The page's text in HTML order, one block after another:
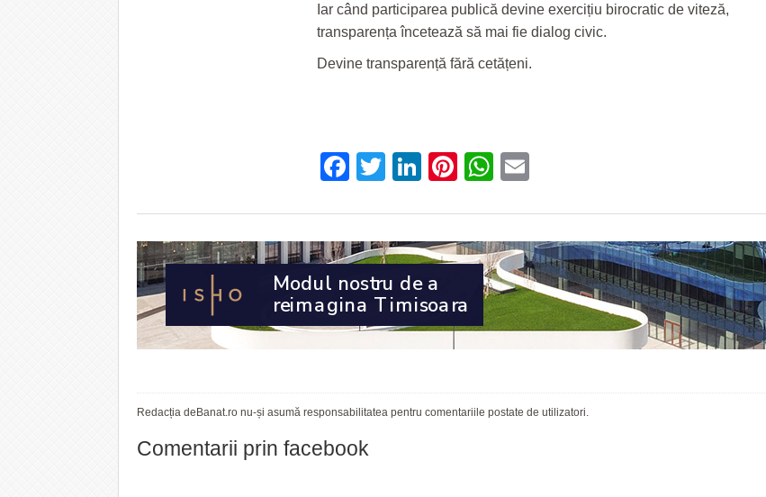
Iar când participarea publică devine exercițiu birocratic de viteză,
transparența încetează să mai fie dialog civic.
Devine transparență fără cetățeni.
Facebook
Twitter
LinkedIn
Pinterest
WhatsApp
Redacția deBanat.ro nu-și asumă responsabilitatea pentru comentariile postate de utilizatori.
Comentarii prin facebook